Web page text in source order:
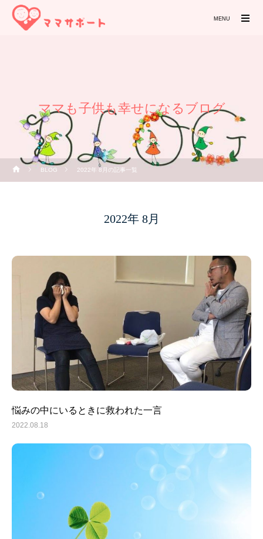
ママも子供も幸せになるブログ
BLOG 2022年 8月の記事一覧
2022年 8月
悩みの中にいるときに救われた一言
2022.08.18
MENU